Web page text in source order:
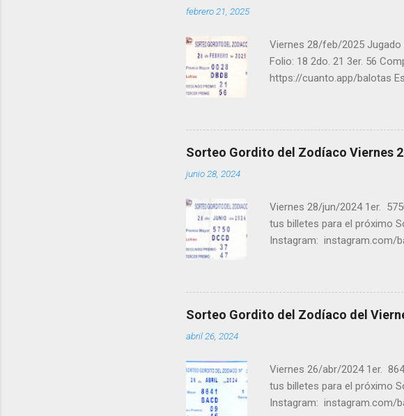
febrero 21, 2025
Viernes 28/feb/2025 Jugado
Folio: 18 2do. 21 3er. 56
https://cuanto.app/balotas
facebook.com/balotas
una forma segura y legal
los ganadores ! y a los que
recuerden visitarnos en
Sorteo Gordito del Zodíaco Viernes
junio 28, 2024
Viernes 28/jun/2024 1er.
tus billetes para el próximo
Instagram: instagram.com/
millonarias y de una forma
Felicidades a todos los
próximo sorteo, recuerden
Sorteo Gordito del Zodíaco del
abril 26, 2024
Viernes 26/abr/2024 1er.
tus billetes para el próximo
Instagram: instagram.com/